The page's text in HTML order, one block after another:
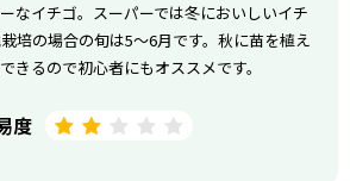
なイチゴ。スーパーでは冬においしいイチ
培の場合の旬は5～6月です。秋に苗を植え
きるので初心者にもオススメです。
度